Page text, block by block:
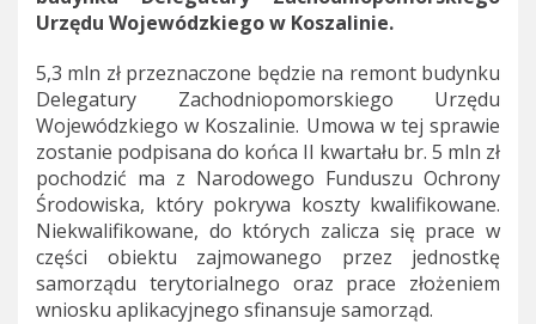
Urzędu Wojewódzkiego w Koszalinie.
5,3 mln zł przeznaczone będzie na remont budynku
Delegatury Zachodniopomorskiego Urzędu
Wojewódzkiego w Koszalinie. Umowa w tej sprawie
zostanie podpisana do końca II kwartału br. 5 mln zł
pochodzić ma z Narodowego Funduszu Ochrony
Środowiska, który pokrywa koszty kwalifikowane.
Niekwalifikowane, do których zalicza się prace w
części obiektu zajmowanego przez jednostkę
samorządu terytorialnego oraz prace złożeniem
wniosku aplikacyjnego sfinansuje samorząd.